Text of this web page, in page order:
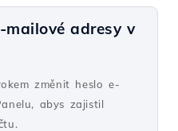
mailové adresy v
změnit heslo e-
abys zajistil